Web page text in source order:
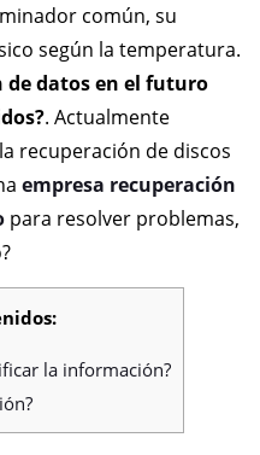
común, su
según la temperatura.
de datos en el futuro
. Actualmente
recuperación de discos
empresa recuperación
para resolver problemas,
la información?